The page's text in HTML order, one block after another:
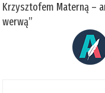
Krzysztofem Materną –
werwą”